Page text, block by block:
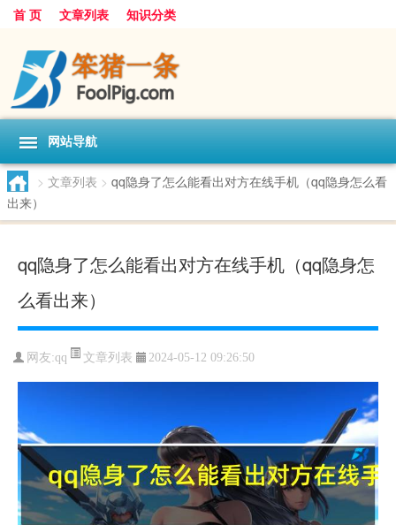
首 页 文章列表 知识分类
网站导航
> 文章列表 > qq隐身了怎么能看出对方在线手机（qq隐身怎么看
出来）
qq隐身了怎么能看出对方在线手机（qq隐身怎
么看出来）
网友:qq 文章列表 2024-05-12 09:26:50